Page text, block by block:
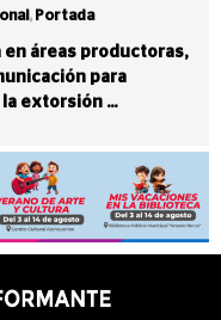
, Portada
áreas productoras,
para
extorsión …